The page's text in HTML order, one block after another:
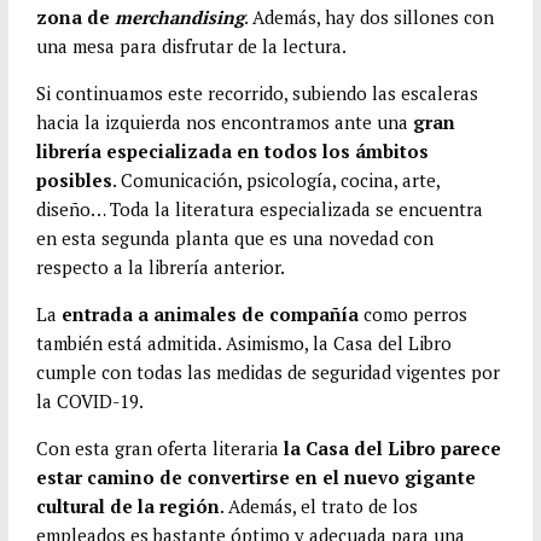
zona de merchandising. Además, hay dos sillones con
una mesa para disfrutar de la lectura.
Si continuamos este recorrido, subiendo las escaleras
hacia la izquierda nos encontramos ante una gran
librería especializada en todos los ámbitos
posibles. Comunicación, psicología, cocina, arte,
diseño… Toda la literatura especializada se encuentra
en esta segunda planta que es una novedad con
respecto a la librería anterior.
La entrada a animales de compañía como perros
también está admitida. Asimismo, la Casa del Libro
cumple con todas las medidas de seguridad vigentes por
la COVID-19.
Con esta gran oferta literaria la Casa del Libro parece
estar camino de convertirse en el nuevo gigante
cultural de la región. Además, el trato de los
empleados es bastante óptimo y adecuada para una